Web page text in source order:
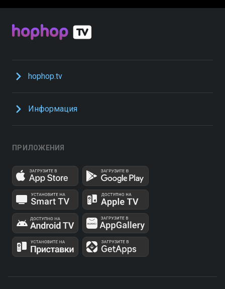
hophop.tv
Информация
ПРИЛОЖЕНИЯ